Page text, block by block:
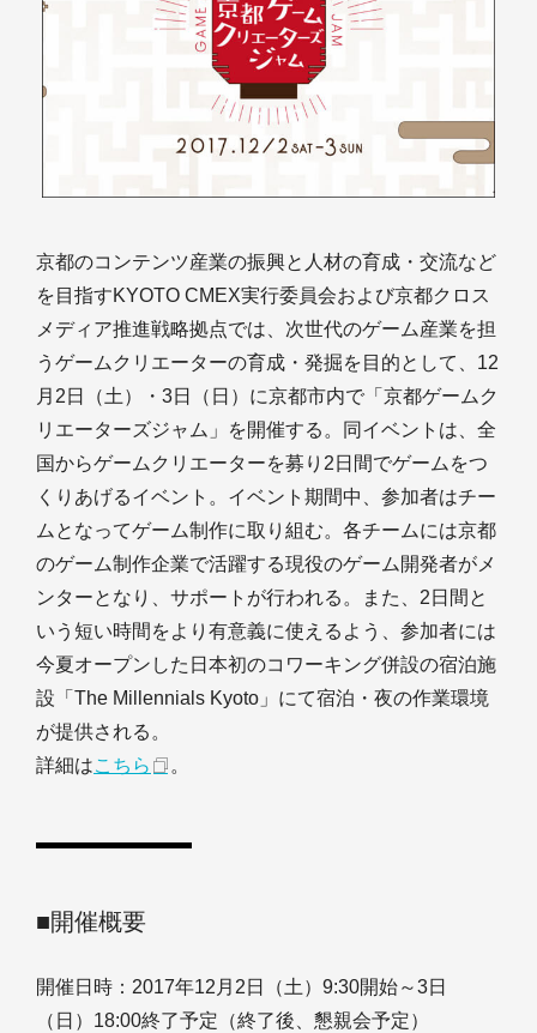
京都のコンテンツ産業の振興と人材の育成・交流など
を目指すKYOTO CMEX実行委員会および京都クロス
メディア推進戦略拠点では、次世代のゲーム産業を担
うゲームクリエーターの育成・発掘を目的として、12
月2日（土）・3日（日）に京都市内で「京都ゲームク
リエーターズジャム」を開催する。同イベントは、全
国からゲームクリエーターを募り2日間でゲームをつ
くりあげるイベント。イベント期間中、参加者はチー
ムとなってゲーム制作に取り組む。各チームには京都
のゲーム制作企業で活躍する現役のゲーム開発者がメ
ンターとなり、サポートが行われる。また、2日間と
いう短い時間をより有意義に使えるよう、参加者には
今夏オープンした日本初のコワーキング併設の宿泊施
設「The Millennials Kyoto」にて宿泊・夜の作業環境
が提供される。
詳細はこちら 。
■開催概要
開催日時：2017年12月2日（土）9:30開始～3日
（日）18:00終了予定（終了後、懇親会予定）